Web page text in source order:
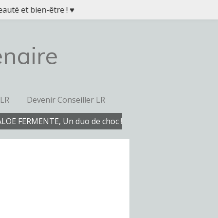
et bien-être ! ♥
Devenir Conseiller LR
FERMENTE, Un duo de choc !